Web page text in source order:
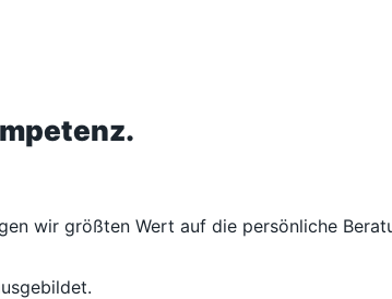
wir größten Wert auf die persönliche